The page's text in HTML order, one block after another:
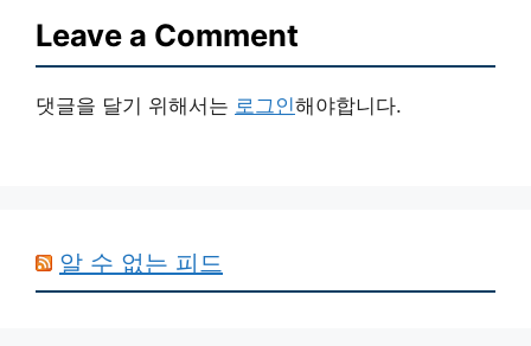
Leave a Comment
댓글을 달기 위해서는 로그인해야합니다.
알 수 없는 피드